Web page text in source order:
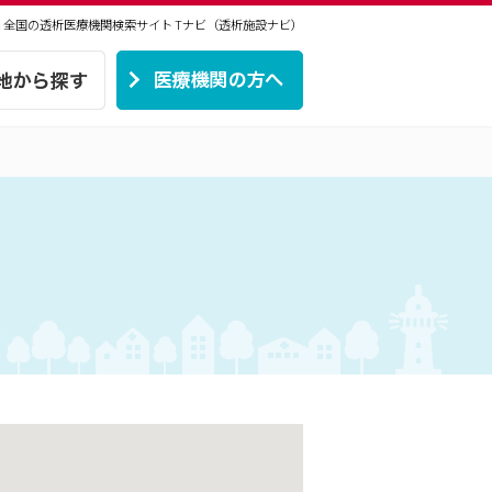
国の透析医療機関検索サイトTナビ（透析施設ナビ）